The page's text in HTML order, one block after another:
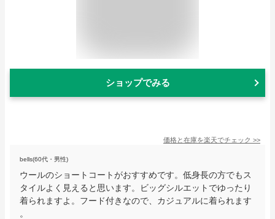
ショップでみる
価格と在庫を楽天でチェック >>
bells(60代・男性)
ウールのショートコートがおすすめです。低身長の方でもス
タイルよく見えると思います。ビッグシルエットでゆったり
着られますよ。フード付きなので、カジュアルに着られます
。